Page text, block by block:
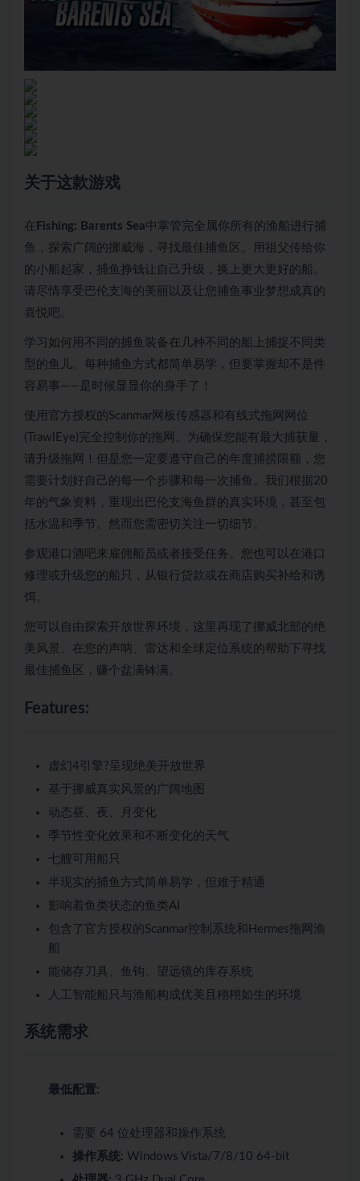
关于这款游戏
在 Fishing: Barents Sea中掌管完全属你所有的渔船进行捕
鱼，探索广阔的挪威海，寻找最佳捕鱼区。用祖父传给你
的小船起家，捕鱼挣钱让自己升级，换上更大更好的船。
请尽情享受巴伦支海的美丽以及让您捕鱼事业梦想成真的
喜悦吧。
学习如何用不同的捕鱼装备在几种不同的船上捕捉不同类
型的鱼儿。每种捕鱼方式都简单易学，但要掌握却不是件
容易事——是时候显显你的身手了！
使用官方授权的Scanmar网板传感器和有线式拖网网位
(TrawlEye)完全控制你的拖网。为确保您能有最大捕获量，
请升级拖网！但是您一定要遵守自己的年度捕捞限额，您
需要计划好自己的每一个步骤和每一次捕鱼。我们根据20
年的气象资料，重现出巴伦支海鱼群的真实环境，甚至包
括水温和季节。然而您需密切关注一切细节。
参观港口酒吧来雇佣船员或者接受任务。您也可以在港口
修理或升级您的船只，从银行贷款或在商店购买补给和诱
饵。
您可以自由探索开放世界环境，这里再现了挪威北部的绝
美风景。在您的声呐、雷达和全球定位系统的帮助下寻找
最佳捕鱼区，赚个盆满钵满。
Features:
虚幻4引擎?呈现绝美开放世界
基于挪威真实风景的广阔地图
动态昼、夜、月变化
季节性变化效果和不断变化的天气
七艘可用船只
半现实的捕鱼方式简单易学，但难于精通
影响着鱼类状态的鱼类AI
包含了官方授权的Scanmar控制系统和Hermes拖网渔
船
能储存刀具、鱼钩、望远镜的库存系统
人工智能船只与渔船构成优美且栩栩如生的环境
系统需求
最低配置:
需要 64 位处理器和操作系统
操作系统: Windows Vista/7/8/10 64-bit